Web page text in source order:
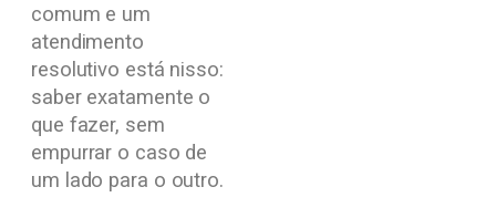
comum e um
atendimento
resolutivo está nisso:
saber exatamente o
que fazer, sem
empurrar o caso de
um lado para o outro.